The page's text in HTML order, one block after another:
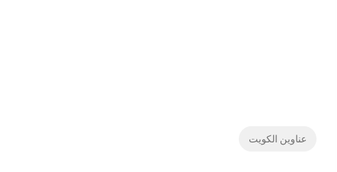
عناوين الكويت